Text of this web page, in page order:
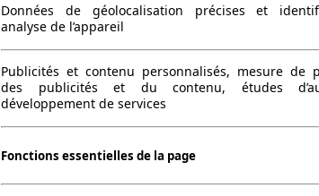
Données de géolocalisation précises et
analyse de l’appareil
Publicités et contenu personnalisés, mesure de
des publicités et du contenu, études
développement de services
Fonctions essentielles de la page